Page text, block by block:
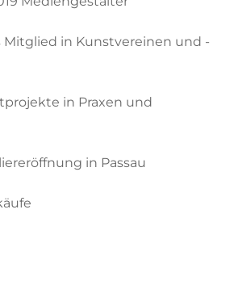
Mitglied in Kunstvereinen und -
in Praxen und
in Passau